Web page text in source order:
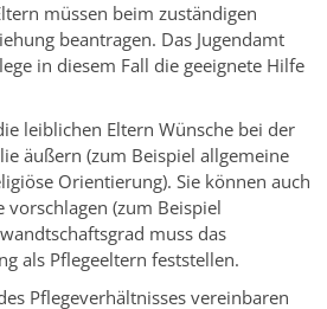
müssen beim zuständigen
beantragen. Das Jugendamt
in diesem Fall die geeignete Hilfe
leiblichen Eltern Wünsche bei der
äußern (zum Beispiel allgemeine
Orientierung). Sie können auch
vorschlagen (zum Beispiel
muss das
als Pflegeeltern feststellen.
Pflegeverhältnisses vereinbaren